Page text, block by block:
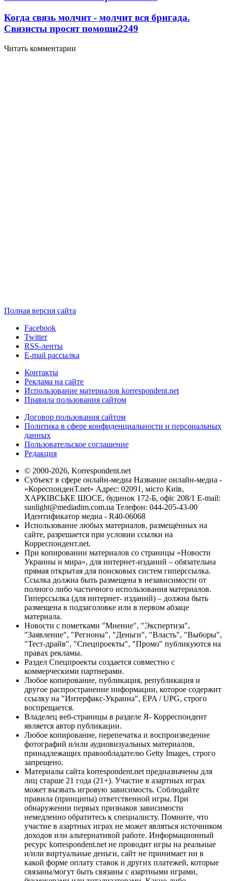
Когда связь молчит - молчит вся бригада.
Связисты просят помощи2249
Читать комментарии
Полная версия сайта
Facebook
Twitter
RSS-ленты
E-mail рассылка
Контакты
Реклама на сайте
Использование материалов korrespondent.net
Правила пользования сайтом
Договор пользования сайтом
Политика в сфере конфиденциальности и персональных
данных
Пользовательское соглашение
Редакция
© 2000-2026, Korrespondent.net
Субъект в сфере онлайн-медиа Название онлайн-медиа -
«КореспонденТ.net» Адрес: 02091, місто Київ,
ХАРКІВСЬКЕ ШОСЕ, будинок 172-Б, офіс 208/1 E-mail:
sunlight@mediadim.com.ua Телефон: 044-205-43-00
Идентификатор медиа - R40-06068
Использование любых материалов, размещённых на
сайте, разрешается при условии ссылки на
Корреспондент.net.
При копировании материалов со страницы «Новости
Украины и мира», для интернет-изданий – обязательна
прямая открытая для поисковых систем гиперссылка.
Ссылка должна быть размещена в независимости от
полного либо частичного использования материалов.
Гиперссылка (для интернет- изданий) – должна быть
размещена в подзаголовке или в первом абзаце
материала.
Новости с пометками "Мнение", "Экспертиза",
"Заявление", "Регионы", "Деньги", "Власть", "Выборы",
"Тест-драйв", "Спецпроекты", "Промо" публикуются на
правах рекламы.
Раздел Спецпроекты создается совместно с
коммерческими партнерами.
Любое копирование, публикация, републикация и
другое распространение информации, которое содержит
ссылку на "Интерфакс-Украина", EPA / UPG, строго
воспрещается.
Владелец веб-страницы в разделе Я- Корреспондент
является автор публикации.
Любое копирование, перепечатка и воспроизведение
фотографий и/или аудиовизуальных материалов,
принадлежащих правообладателю Getty Images, строго
запрещено.
Материалы сайта korrespondent.net предназначены для
лиц старше 21 года (21+). Участие в азартных играх
может вызвать игровую зависимость. Соблюдайте
правила (принципы) ответственной игры. При
обнаружении первых признаков зависимости
немедленно обратитесь к специалисту. Помните, что
участие в азартных играх не может являться источником
доходов или альтернативой работе. Информационный
ресурс korrespondent.net не проводит игры на реальные
и/или виртуальные деньги, сайт не принимает ни в
какой форме оплату ставок и других платежей, которые
связаны/могут быть связаны с азартными играми,